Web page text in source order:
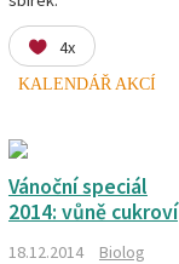
4x
KALENDÁŘ AKCÍ
Vánoční speciál
2014: vůně cukroví
18.12.2014
Biolog